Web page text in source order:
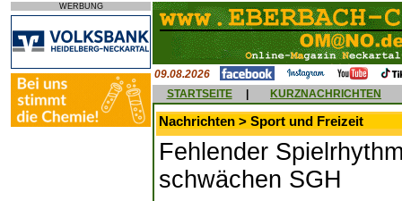
WERBUNG
09.08.2026
STARTSEITE
KURZNACHRICHTEN
Nachrichten > Sport und Freizeit
Fehlender
schwächen SGH